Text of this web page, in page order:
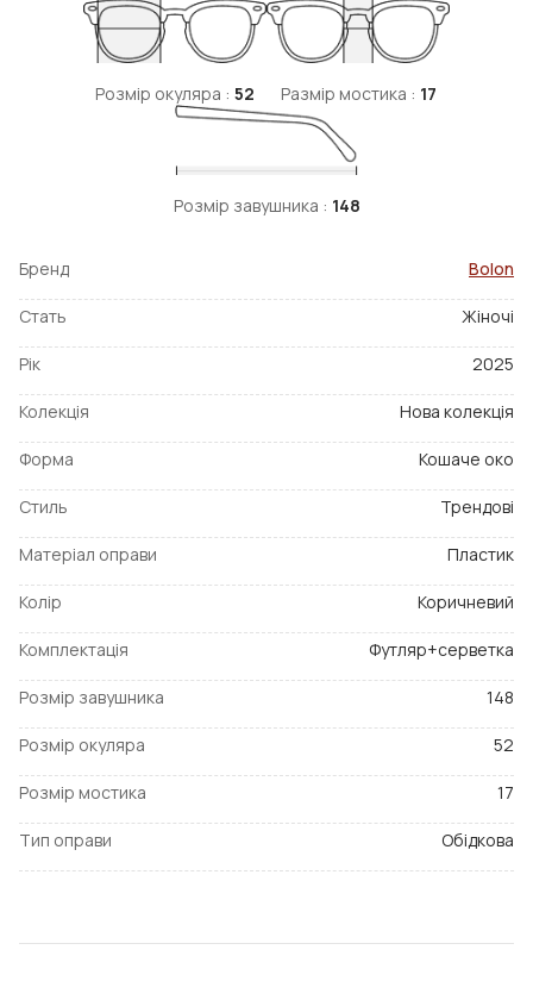
Розмір окуляра : 52 Размір мостика : 17
Розмір завушника : 148
Бренд Bolon
Стать Жіночі
Рік 2025
Колекція Нова колекція
Форма Кошаче око
Стиль Трендові
Матеріал оправи Пластик
Колір Коричневий
Комплектація Футляр+серветка
Розмір завушника 148
Розмір окуляра 52
Розмір мостика 17
Тип оправи Обідкова